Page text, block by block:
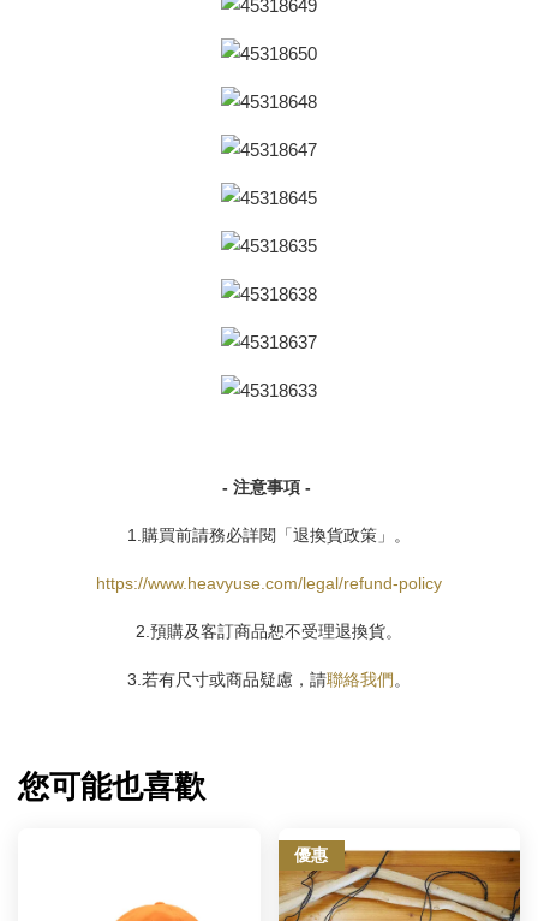
- 注意事項 -
1.購買前請務必詳閱「退換貨政策」。
https://www.heavyuse.com/legal/refund-policy
2.預購及客訂商品恕不受理退換貨。
3.若有尺寸或商品疑慮，請聯絡我們。
您可能也喜歡
優惠